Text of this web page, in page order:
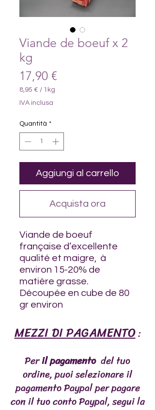
Viande de boeuf x 2
kg
17,90 €
8,95 € / 1kg
8,95 €
Chilogrammo
IVA inclusa
Quantità *
Aggiungi al carrello
Acquista ora
Viande de boeuf
française d’excellente
qualité et maigre, à
environ 15-20% de
matière grasse.
Découpée en cube de 80
gr environ
MEZZI DI PAGAMENTO:
Peril pagamento del tuo
ordine, puoi selezionare il
pagamento Paypal per pagare
con il tuo conto Paypal, segui la